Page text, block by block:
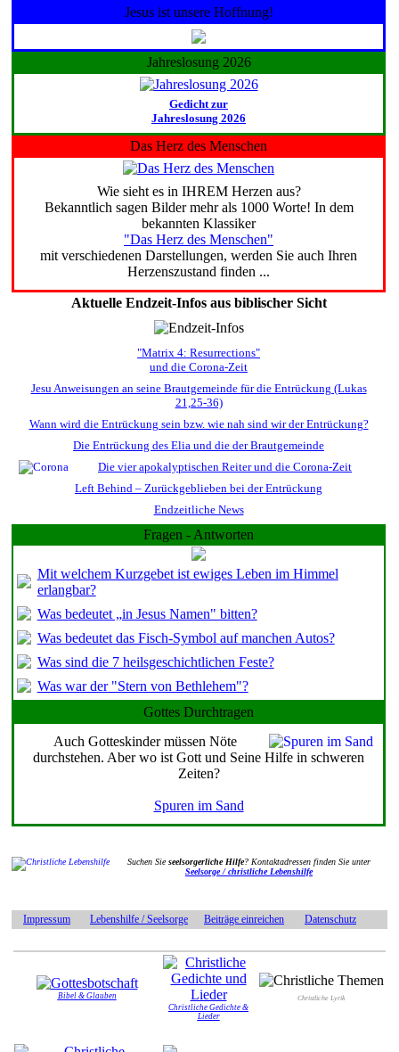
Jesus ist unsere Hoffnung!
Jahreslosung 2026
Gedicht zur
Jahreslosung 2026
Das Herz des Menschen
Wie sieht es in IHREM Herzen aus?
Bekanntlich sagen Bilder mehr als 1000 Worte! In dem
bekannten Klassiker
"Das Herz des Menschen"
mit verschiedenen Darstellungen, werden Sie auch Ihren
Herzenszustand finden ...
Aktuelle Endzeit-Infos aus biblischer Sicht
"Matrix 4: Resurrections"
und die Corona-Zeit
Jesu Anweisungen an seine Brautgemeinde für die Entrückung (Lukas
21,25-36)
Wann wird die Entrückung sein bzw. wie nah sind wir der Entrückung?
Die Entrückung des Elia und die der Brautgemeinde
Die vier apokalyptischen Reiter und die Corona-Zeit
Left Behind – Zurückgeblieben bei der Entrückung
Endzeitliche News
Fragen - Antworten
Mit welchem Kurzgebet ist ewiges Leben im Himmel
erlangbar?
Was bedeutet „in Jesus Namen" bitten?
Was bedeutet das Fisch-Symbol auf manchen Autos?
Was sind die 7 heilsgeschichtlichen Feste?
Was war der "Stern von Bethlehem"?
Gottes Durchtragen
Auch Gotteskinder müssen Nöte
durchstehen. Aber wo ist Gott und Seine Hilfe in schweren
Zeiten?
Spuren im Sand
Suchen Sieseelsorgerliche Hilfe? Kontaktadressen finden Sie unter
Seelsorge / christliche Lebenshilfe
Impressum Lebenshilfe / Seelsorge Beiträge einreichen Datenschutz
Bibel & Glauben
Christliche Gedichte &
Lieder
Christliche Lyrik